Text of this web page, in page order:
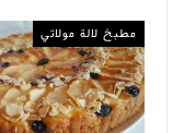
مطبخ لالة مولاتي